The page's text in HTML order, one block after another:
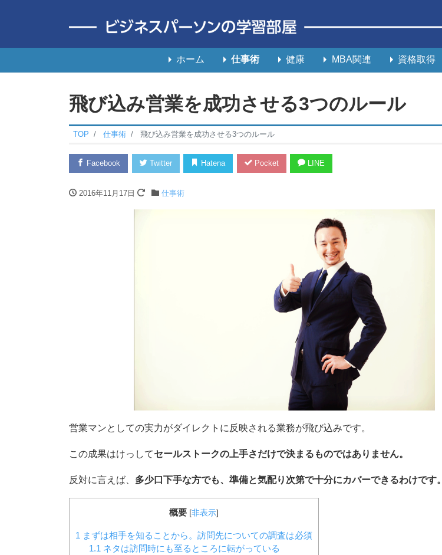
ホーム 仕事術 健康 MBA関連 資格取得
飛び込み営業を成功させる3つのルール
TOP 仕事術 飛び込み営業を成功させる3つのルール
Facebook Twitter Hatena Pocket LINE
2016年11月17日 仕事術
営業マンとしての実力がダイレクトに反映される業務が飛び込みです。
この成果はけっしてセールストークの上手さだけで決まるものではありません。
反対に言えば、 多少口下手な方でも、準備と気配り次第で十分にカバーできるわけです。
概要 [非表示]
1 まずは相手を知ることから。訪問先についての調査は必須
1.1 ネタは訪問時にも至るところに転がっている